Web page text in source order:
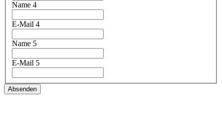
Name 4
E-Mail 4
Name 5
E-Mail 5
Absenden